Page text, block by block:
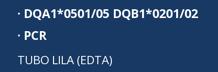
· DQA1*0501/05 DQB1*0201/02
· PCR
TUBO LILA (EDTA)